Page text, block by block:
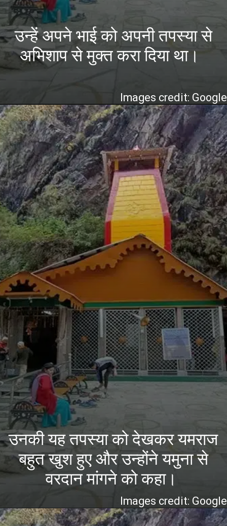
उन्हें अपने भाई को अपनी तपस्या से
अभिशाप से मुक्त करा दिया था।
Images credit: Google
उनकी यह तपस्या को देखकर यमराज
बहुत खुश हुए और उन्होंने यमुना से
वरदान मांगने को कहा।
Images credit: Google